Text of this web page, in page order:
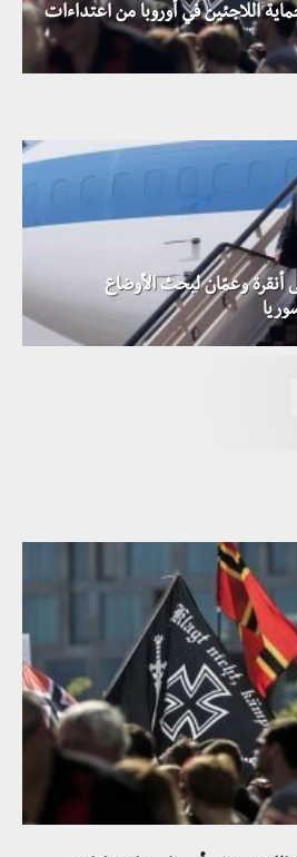
اللاجئين في أوروبا من اعتداءات
الأوضاع الإقليمية وسبل
المدني السوري قتلوا بدم بارد في
أنقرة وعمّان لبحث الأوضاع